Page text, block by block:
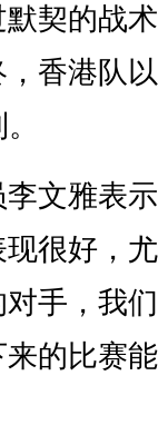
契的战
香港队
文雅表示
很好，
手，我
的比赛